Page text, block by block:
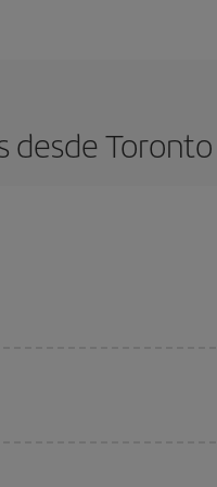
desde Toronto
el vuelo más barato.